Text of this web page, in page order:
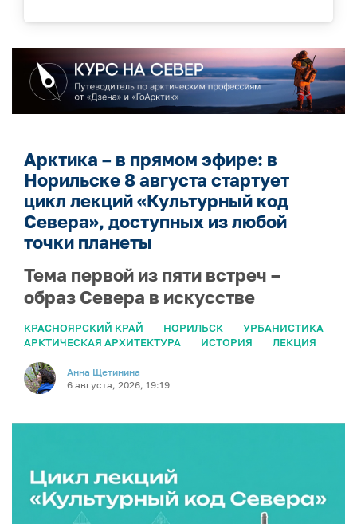
Арктика – в прямом эфире: в
Норильске 8 августа стартует
цикл лекций «Культурный код
Севера», доступных из любой
точки планеты
Тема первой из пяти встреч –
образ Севера в искусстве
КРАСНОЯРСКИЙ КРАЙ НОРИЛЬСК
УРБАНИСТИКА
АРКТИЧЕСКАЯ АРХИТЕКТУРА
ИСТОРИЯ ЛЕКЦИЯ
Анна Щетинина
6 августа, 2026, 19:19